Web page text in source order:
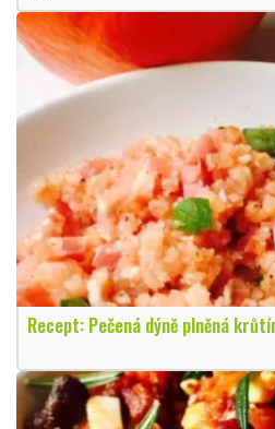
Recept: Pečená dýně plněná